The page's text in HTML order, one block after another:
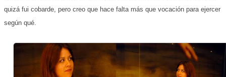
quizá fui cobarde, pero creo que hace falta más que vocación para ejercer
según qué.